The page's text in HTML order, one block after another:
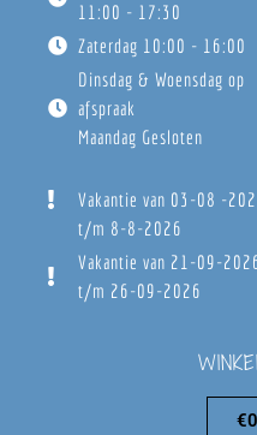
11:00 - 17:30
Zaterdag 10:00 - 16:00
Dinsdag & Woensdag op
afspraak
Maandag Gesloten
Vakantie van 03-08 -
t/m 8-8-2026
Vakantie van 21-09-
t/m 26-09-2026
€